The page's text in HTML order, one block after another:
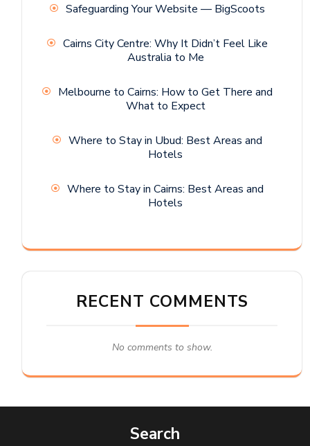
Safeguarding Your Website — BigScoots
Cairns City Centre: Why It Didn’t Feel Like
Australia to Me
Melbourne to Cairns: How to Get There and
What to Expect
Where to Stay in Ubud: Best Areas and
Hotels
Where to Stay in Cairns: Best Areas and
Hotels
RECENT COMMENTS
No comments to show.
Search